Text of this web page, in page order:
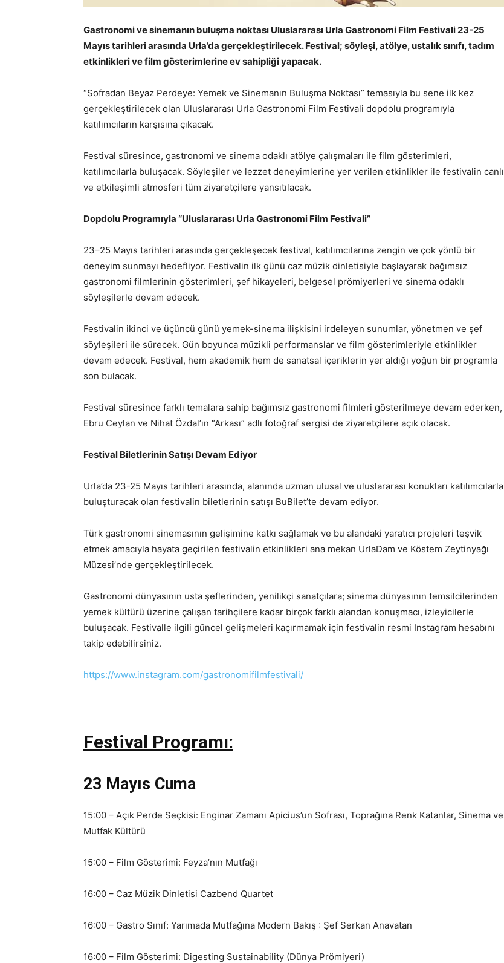
Gastronomi ve sinemanın buluşma noktası Uluslararası Urla Gastronomi Film Festivali 23-25
Mayıs tarihleri arasında Urla’da gerçekleştirilecek. Festival; söyleşi, atölye, ustalık sınıfı, tadım
etkinlikleri ve film gösterimlerine ev sahipliği yapacak.
“Sofradan Beyaz Perdeye: Yemek ve Sinemanın Buluşma Noktası” temasıyla bu sene ilk kez
gerçekleştirilecek olan Uluslararası Urla Gastronomi Film Festivali dopdolu programıyla
katılımcıların karşısına çıkacak.
Festival süresince, gastronomi ve sinema odaklı atölye çalışmaları ile film gösterimleri,
katılımcılarla buluşacak. Söyleşiler ve lezzet deneyimlerine yer verilen etkinlikler ile festivalin canlı
ve etkileşimli atmosferi tüm ziyaretçilere yansıtılacak.
Dopdolu Programıyla “Uluslararası Urla Gastronomi Film Festivali”
23–25 Mayıs tarihleri arasında gerçekleşecek festival, katılımcılarına zengin ve çok yönlü bir
deneyim sunmayı hedefliyor. Festivalin ilk günü caz müzik dinletisiyle başlayarak bağımsız
gastronomi filmlerinin gösterimleri, şef hikayeleri, belgesel prömiyerleri ve sinema odaklı
söyleşilerle devam edecek.
Festivalin ikinci ve üçüncü günü yemek-sinema ilişkisini irdeleyen sunumlar, yönetmen ve şef
söyleşileri ile sürecek. Gün boyunca müzikli performanslar ve film gösterimleriyle etkinlikler
devam edecek. Festival, hem akademik hem de sanatsal içeriklerin yer aldığı yoğun bir programla
son bulacak.
Festival süresince farklı temalara sahip bağımsız gastronomi filmleri gösterilmeye devam ederken,
Ebru Ceylan ve Nihat Özdal’ın “Arkası” adlı fotoğraf sergisi de ziyaretçilere açık olacak.
Festival Biletlerinin Satışı Devam Ediyor
Urla’da 23-25 Mayıs tarihleri arasında, alanında uzman ulusal ve uluslararası konukları katılımcılarla
buluşturacak olan festivalin biletlerinin satışı BuBilet’te devam ediyor.
Türk gastronomi sinemasının gelişimine katkı sağlamak ve bu alandaki yaratıcı projeleri teşvik
etmek amacıyla hayata geçirilen festivalin etkinlikleri ana mekan UrlaDam ve Köstem Zeytinyağı
Müzesi’nde gerçekleştirilecek.
Gastronomi dünyasının usta şeflerinden, yenilikçi sanatçılara; sinema dünyasının temsilcilerinden
yemek kültürü üzerine çalışan tarihçilere kadar birçok farklı alandan konuşmacı, izleyicilerle
buluşacak. Festivalle ilgili güncel gelişmeleri kaçırmamak için festivalin resmi Instagram hesabını
takip edebilirsiniz.
https://www.instagram.com/gastronomifilmfestivali/
Festival Programı:
23 Mayıs Cuma
15:00 – Açık Perde Seçkisi: Enginar Zamanı Apicius’un Sofrası, Toprağına Renk Katanlar, Sinema ve
Mutfak Kültürü
15:00 – Film Gösterimi: Feyza’nın Mutfağı
16:00 – Caz Müzik Dinletisi Cazbend Quartet
16:00 – Gastro Sınıf: Yarımada Mutfağına Modern Bakış : Şef Serkan Anavatan
16:00 – Film Gösterimi: Digesting Sustainability (Dünya Prömiyeri)